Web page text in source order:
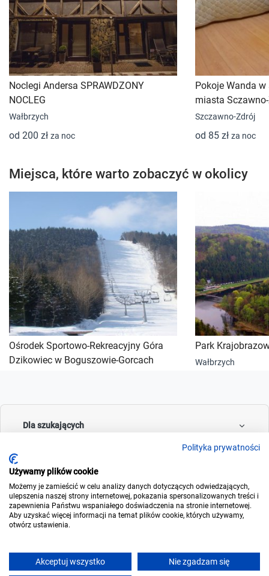
Noclegi Andersa SPRAWDZONY
NOCLEG
Wałbrzych
od 200 zł za noc
Pokoje Wanda
miasta
Szczawno-Zdrój
od 85 zł za noc
Miejsca, które warto zobaczyć w okolicy
Ośrodek Sportowo-Rekreacyjny Góra
Dzikowiec w Boguszowie-Gorcach
Park
Wałbrzych
Dla szukających
Dla wynajmujących
Polityka prywatności
Używamy plików cookie
Możemy je zamieścić w celu analizy danych dotyczących odwiedzających,
ulepszenia naszej strony internetowej, pokazania spersonalizowanych treści i
zapewnienia Państwu wspaniałego doświadczenia na stronie internetowej.
Aby uzyskać więcej informacji na temat plików cookie, których używamy,
otwórz ustawienia.
Akceptuj wszystko Nie zgadzam się